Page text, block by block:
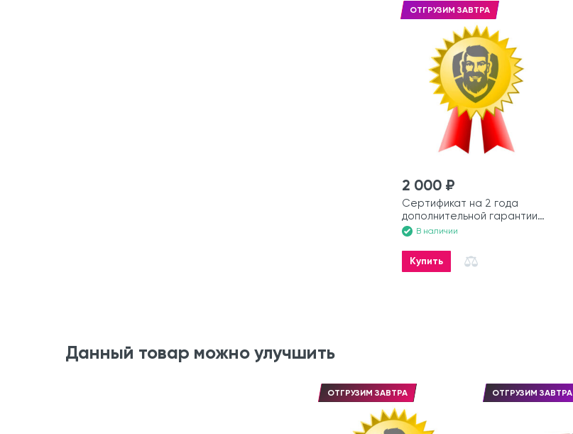
ОТГРУЗИМ ЗАВТРА
2 000 ₽
Сертификат на 2 года
дополнительной гарантии
на лодку
В наличии
Купить
Данный товар можно улучшить
ОТГРУЗИМ ЗАВТРА ОТГРУЗИМ ЗАВТРА